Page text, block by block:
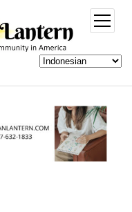
open
menu